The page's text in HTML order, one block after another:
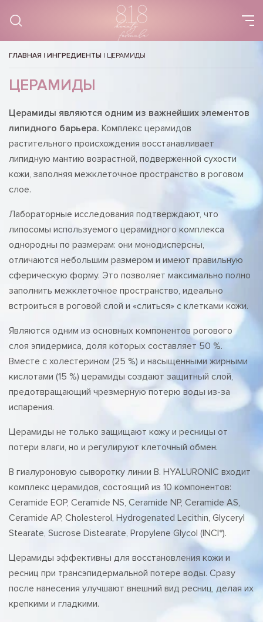
ГЛАВНАЯ | ИНГРЕДИЕНТЫ | ЦЕРАМИДЫ
ЦЕРАМИДЫ
Церамиды являются одним из важнейших элементов
липидного барьера. Комплекс церамидов
растительного происхождения восстанавливает
липидную мантию возрастной, подверженной сухости
кожи, заполняя межклеточное пространство в роговом
слое.
Лабораторные исследования подтверждают, что
липосомы используемого церамидного комплекса
однородны по размерам: они монодисперсны,
отличаются небольшим размером и имеют правильную
сферическую форму. Это позволяет максимально полно
заполнить межклеточное пространство, идеально
встроиться в роговой слой и «слиться» с клетками кожи.
Являются одним из основных компонентов рогового
слоя эпидермиса, доля которых составляет 50 %.
Вместе с холестерином (25 %) и насыщенными жирными
кислотами (15 %) церамиды создают защитный слой,
предотвращающий чрезмерную потерю воды из-за
испарения.
Церамиды не только защищают кожу и ресницы от
потери влаги, но и регулируют клеточный обмен.
В гиалуроновую сыворотку линии B. HYALURONIC входит
комплекс церамидов, состоящий из 10 компонентов:
Ceramide EOP, Ceramide NS, Ceramide NP, Ceramide AS,
Ceramide AP, Cholesterol, Hydrogenated Lecithin, Glyceryl
Stearate, Sucrose Distearate, Propylene Glycol (INCI*).
Церамиды эффективны для восстановления кожи и
ресниц при трансэпидермальной потере воды. Сразу
после нанесения улучшают внешний вид ресниц, делая их
крепкими и гладкими.